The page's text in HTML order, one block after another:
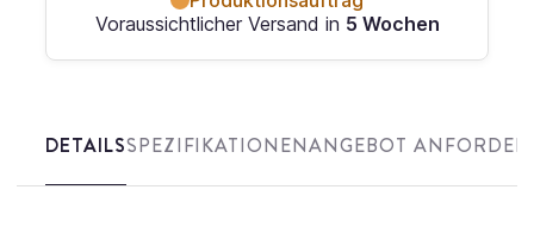
DETAILSSPEZIFIKATIONENANGEBOT
Voraussichtlicher Versand in 5 Wochen